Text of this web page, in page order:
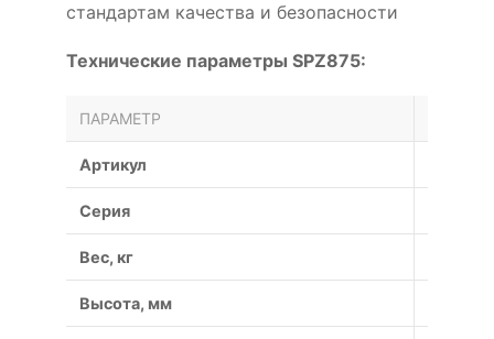
стандартам качества и безопасности
Технические параметры SPZ875:
ПАРАМЕТР
Артикул
Серия
Вес, кг
Высота, мм